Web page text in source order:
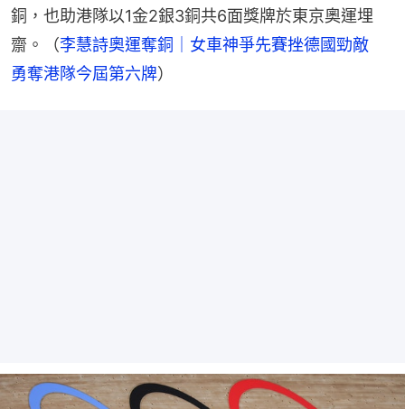
銅，也助港隊以1金2銀3銅共6面獎牌於東京奧運埋
齋。（李慧詩奧運奪銅｜女車神爭先賽挫德國勁敵
勇奪港隊今屆第六牌）